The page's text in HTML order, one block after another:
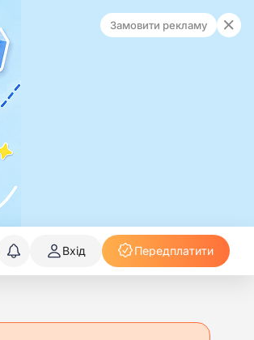
Замовити рекламу
Вхід Передплатити